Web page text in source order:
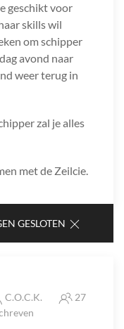
geschikt voor
skills wil
om schipper
avond naar
weer terug in
zal je alles
met de Zeilcie.
GESLOTEN
C.O.C.K.
27